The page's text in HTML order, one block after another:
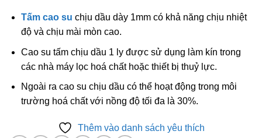
Tấm cao su chịu dầu dày 1mm có khả năng chịu nhiệt
độ và chịu mài mòn cao.
Cao su tấm chịu dầu 1 ly được sử dụng làm kín trong
các nhà máy lọc hoá chất hoặc thiết bị thuỷ lực.
Ngoài ra cao su chịu dầu có thể hoạt động trong môi
trường hoá chất với nồng độ tối đa là 30%.
Thêm vào danh sách yêu thích